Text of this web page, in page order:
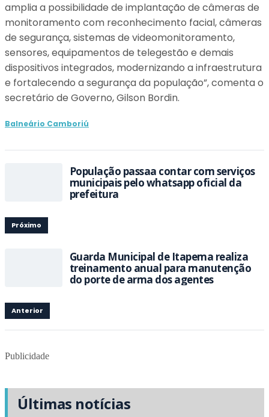
amplia a possibilidade de implantação de câmeras de
monitoramento com reconhecimento facial, câmeras
de segurança, sistemas de videomonitoramento,
sensores, equipamentos de telegestão e demais
dispositivos integrados, modernizando a infraestrutura
e fortalecendo a segurança da população”, comenta o
secretário de Governo, Gilson Bordin.
Balneário Camboriú
População passaa contar com serviços
municipais pelo whatsapp oficial da
prefeitura
Próximo
Guarda Municipal de Itapema realiza
treinamento anual para manutenção
do porte de arma dos agentes
Anterior
Publicidade
Últimas notícias